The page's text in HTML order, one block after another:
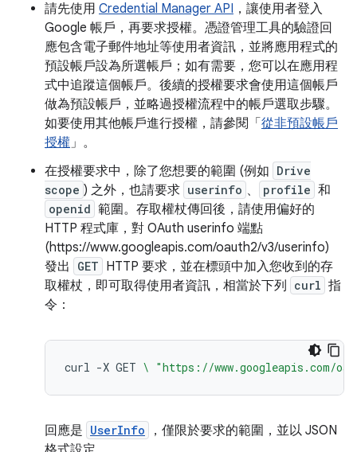
請先使用 Credential Manager API ，讓使用者登入
Google 帳戶，再要求授權。憑證管理工具的驗證回
應包含電子郵件地址等使用者資訊，並將應用程式的
預設帳戶設為所選帳戶；如有需要，您可以在應用程
式中追蹤這個帳戶。後續的授權要求會使用這個帳戶
做為預設帳戶，並略過授權流程中的帳戶選取步驟。
如要使用其他帳戶進行授權，請參閱「 從非預設帳戶
授權」。
在授權要求中，除了您想要的範圍 (例如 Drive
scope ) 之外，也請要求 userinfo 、 profile 和
openid 範圍。存取權杖傳回後，請使用偏好的
HTTP 程式庫，對 OAuth userinfo 端點
(https://www.googleapis.com/oauth2/v3/userinfo)
發出
GET HTTP 要求，並在標頭中加入您收到的存
取權杖，即可取得使用者資訊，相當於下列
curl 指
令：
curl -X GET \ "https://www.googleapis.com/
回應是 UserInfo
，僅限於要求的範圍，並以 JSON